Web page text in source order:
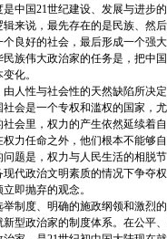
国21世纪建设、发展与进步的
说，最先存在的是民族、然后
良好的社会，最后形成一个强大
伟大政治家的任务是，把中
化。
性与社会性的天然缺陷所决定
会是一个专权和滥权的国家，
里，权力的产生依然延续着自
力任命之外，他们根本不能够
题是，权力与人民生活的相脱
代政治文明素质的情况下争夺
即抛弃的观念。
度、明确的施政纲领和激烈的
型政治家的制度体系。在公平